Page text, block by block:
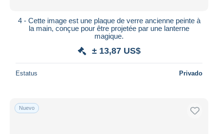
4 - Cette image est une plaque de verre ancienne peinte à
la main, conçue pour être projetée par une lanterne
magique.
± 13,87 US$
Estatus Privado
Nuevo